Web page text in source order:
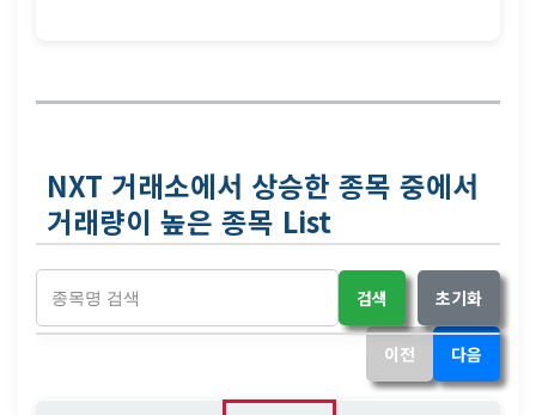
NXT 거래소에서 상승한 종목 중에서
거래량이 높은 종목 List
검색 초기화
이전 다음